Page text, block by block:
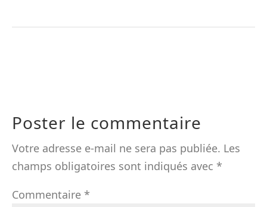
Poster le commentaire
Votre adresse e-mail ne sera pas publiée. Les
champs obligatoires sont indiqués avec *
Commentaire *